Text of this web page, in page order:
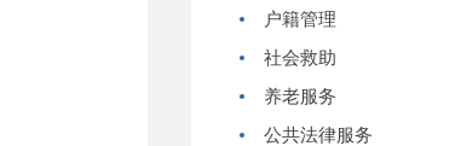
户籍管理
社会救助
养老服务
公共法律服务